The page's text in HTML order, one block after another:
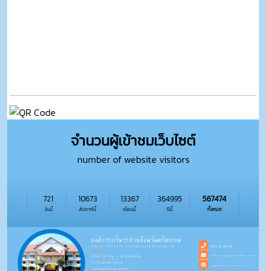
จำนวนผู้เข้าชมเว็บไซต์
number of website visitors
วันนี้
721
สัปดาห์นี้
10673
เดือนนี้
13367
ปีนี้
364995
ทั้งหมด
567474